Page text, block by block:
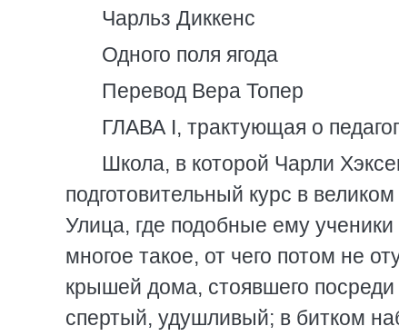
Чарльз Диккенс
Одного поля ягода
Перевод Вера Топер
ГЛАВА I, трактующая о
Школа, в которой Чарли
подготовительный курс в
Улица, где подобные ему ученики
многое такое, от чего потом не
крышей дома, стоявшего
спертый, удушливый; в битком